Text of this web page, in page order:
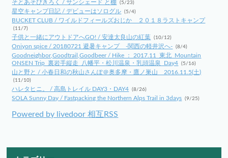
そとあそびきろく / サンシェード と棚 (5/23)
星空キャンプ日記 / デビューはソログル (5/4)
BUCKET CLUB / ワイルドフィールズおじか ２０１８ラストキャンプ
(11/7)
子供と一緒にアウトドアへGO! / 安達太良山の紅葉 (10/12)
Oniyon spice / 20180721 避暑キャンプ -関西の軽井沢へ- (8/4)
Goodneighbor,Goodtrail,Goodbeer / Hike ： 2017.11_東北_Mountain
ONSEN Trip_裏岩手縦走_八幡平・松川温泉・乳頭温泉_Day4 (5/16)
山と野と / 小春日和の秋山さんぽ＠奥多摩・鷹ノ巣山 2016.11.5(土)
(11/10)
ハレタヒニ。 / 高島トレイル DAY3・DAY4 (8/26)
SOLA Sunny Day / Fastpacking the Northern Alps Trail in 3days (9/25)
Powered by livedoor 相互RSS